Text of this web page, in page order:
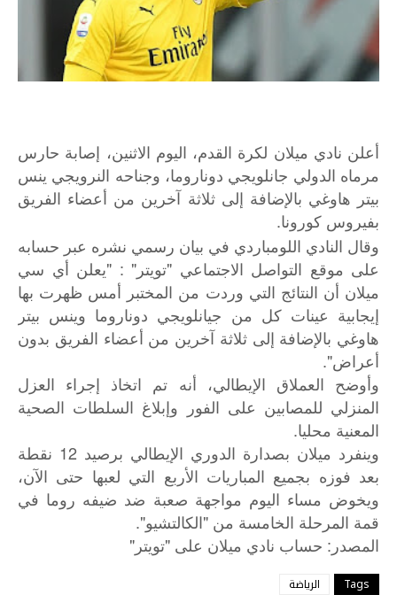
أعلن نادي ميلان لكرة القدم، اليوم الاثنين، إصابة حارس
مرماه الدولي جانلويجي دوناروما، وجناحه النرويجي ينس
بيتر هاوغي بالإضافة إلى ثلاثة آخرين من أعضاء الفريق
بفيروس كورونا.
وقال النادي اللومباردي في بيان رسمي نشره عبر حسابه
على موقع التواصل الاجتماعي "تويتر" : "يعلن أي سي
ميلان أن النتائج التي وردت من المختبر أمس ظهرت بها
إيجابية عينات كل من جيانلويجي دوناروما وينس بيتر
هاوغي بالإضافة إلى ثلاثة آخرين من أعضاء الفريق بدون
أعراض".
وأوضح العملاق الإيطالي، أنه تم اتخاذ إجراء العزل
المنزلي للمصابين على الفور وإبلاغ السلطات الصحية
المعنية محليا.
وينفرد ميلان بصدارة الدوري الإيطالي برصيد 12 نقطة
بعد فوزه بجميع المباريات الأربع التي لعبها حتى الآن،
ويخوض مساء اليوم مواجهة صعبة ضد ضيفه روما في
قمة المرحلة الخامسة من "الكالتشيو".
المصدر : حساب نادي ميلان على "تويتر "
Tags الرياضة